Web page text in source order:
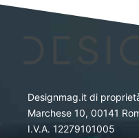
Designmag.it di
Marchese 10, 00141
I.V.A. 12279101005